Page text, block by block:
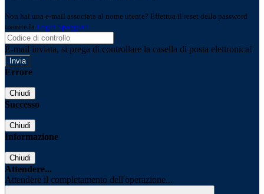
Non hai una e-mail associata al nome utente? Effettua il reset della password
tramite la Login Spaggiari
E-mail inviata, si prega di controllare la casella di posta elettronica!
Errore
Chiudi
Successo
Chiudi
Informazione
Chiudi
Attendere...
Attendere il completamento dell'operazione...